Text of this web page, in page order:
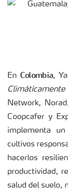
En Colombia,
Network,
Coopcafer y
implementa
cultivos
hacerlos
productividad,
salud del suelo,